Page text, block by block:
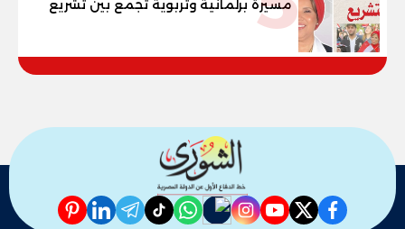
مسيرة برلمانية وتربوية تجمع بين تشريع
القوانين وصناعة الأجيال لبناء الإنسان
facebook
twitter
youtube
instagram
nabd
whatsapp
tiktok
telegram
linkedin
pinterest